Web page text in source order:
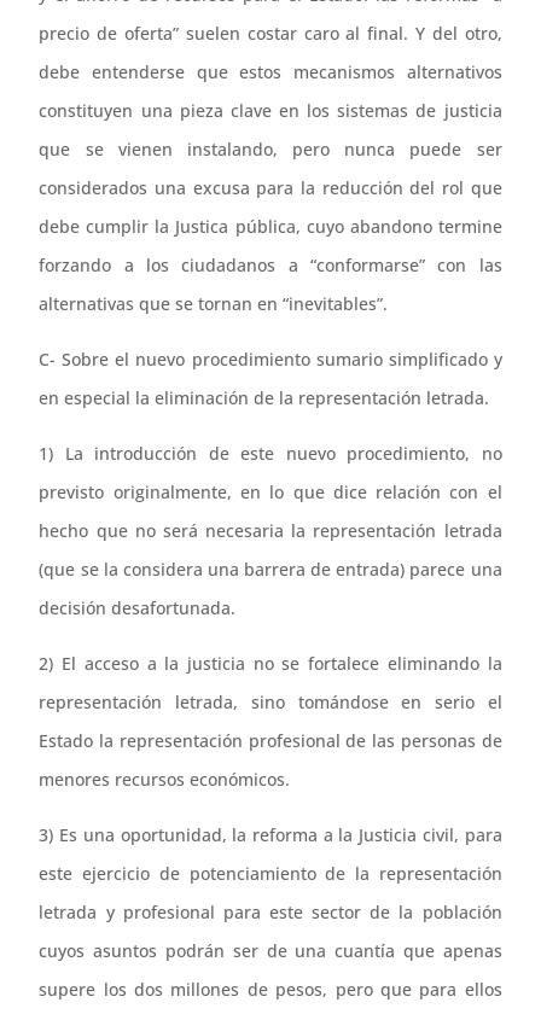
precio de oferta” suelen costar caro al final. Y del otro,
debe entenderse que estos mecanismos alternativos
constituyen una pieza clave en los sistemas de justicia
que se vienen instalando, pero nunca puede ser
considerados una excusa para la reducción del rol que
debe cumplir la Justica pública, cuyo abandono termine
forzando a los ciudadanos a “conformarse” con las
alternativas que se tornan en “inevitables”.
C- Sobre el nuevo procedimiento sumario simplificado y
en especial la eliminación de la representación letrada.
1) La introducción de este nuevo procedimiento, no
previsto originalmente, en lo que dice relación con el
hecho que no será necesaria la representación letrada
(que se la considera una barrera de entrada) parece una
decisión desafortunada.
2) El acceso a la justicia no se fortalece eliminando la
representación letrada, sino tomándose en serio el
Estado la representación profesional de las personas de
menores recursos económicos.
3) Es una oportunidad, la reforma a la Justicia civil, para
este ejercicio de potenciamiento de la representación
letrada y profesional para este sector de la población
cuyos asuntos podrán ser de una cuantía que apenas
supere los dos millones de pesos, pero que para ellos